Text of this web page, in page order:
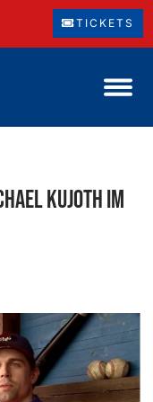
TICKETS
Kujoth im